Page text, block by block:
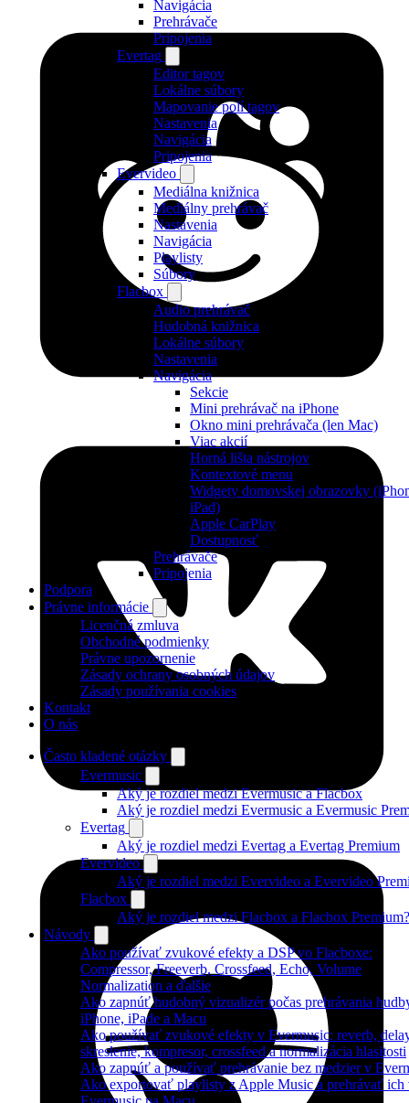
Navigácia
Prehrávače
Pripojenia
Evertag
Editor tagov
Lokálne súbory
Mapovanie polí tagov
Nastavenia
Navigácia
Pripojenia
Evervideo
Mediálna knižnica
Mediálny prehrávač
Nastavenia
Navigácia
Playlisty
Súbory
Flacbox
Audio prehrávač
Hudobná knižnica
Lokálne súbory
Nastavenia
Navigácia
Sekcie
Mini prehrávač na iPhone
Okno mini prehrávača (len Mac)
Viac akcií
Horná lišta nástrojov
Kontextové menu
Widgety domovskej obrazovky
iPad)
Apple CarPlay
Dostupnosť
Prehrávače
Pripojenia
Podpora
Právne informácie
Licenčná zmluva
Obchodné podmienky
Právne upozornenie
Zásady ochrany osobných údajov
Zásady používania cookies
Kontakt
O nás
Často kladené otázky
Evermusic
Aký je rozdiel medzi Evermusic a Flacbox
Aký je rozdiel medzi Evermusic a Evermusic
Evertag
Aký je rozdiel medzi Evertag a Evertag Premium
Evervideo
Aký je rozdiel medzi Evervideo a Evervideo
Flacbox
Aký je rozdiel medzi Flacbox a Flacbox Premium?
Návody
Ako používať zvukové efekty a DSP vo Flacboxe:
Compressor, Freeverb, Crossfeed, Echo, Volume
Normalization a ďalšie
Ako zapnúť hudobný vizualizér počas prehrávania
iPhone, iPade a Macu
Ako používať zvukové efekty v Evermusic: reverb,
skreslenie, kompresor, crossfeed a normalizácia hlasitosti
Ako zapnúť a používať prehrávanie bez medzier v
Ako exportovať playlisty z Apple Music a prehrávať ich